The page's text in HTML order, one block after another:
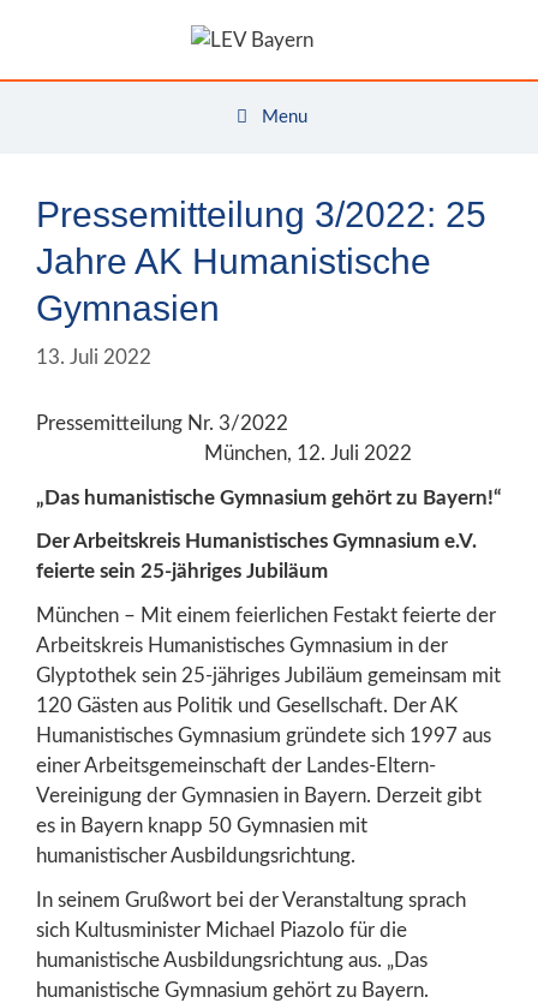
Menu
Pressemitteilung 3/2022: 25
Jahre AK Humanistische
Gymnasien
13. Juli 2022
Pressemitteilung Nr. 3/2022
München, 12. Juli 2022
„Das humanistische Gymnasium gehört zu Bayern!“
Der Arbeitskreis Humanistisches Gymnasium e.V.
feierte sein 25-jähriges Jubiläum
München – Mit einem feierlichen Festakt feierte der
Arbeitskreis Humanistisches Gymnasium in der
Glyptothek sein 25-jähriges Jubiläum gemeinsam mit
120 Gästen aus Politik und Gesellschaft. Der AK
Humanistisches Gymnasium gründete sich 1997 aus
einer Arbeitsgemeinschaft der Landes-Eltern-
Vereinigung der Gymnasien in Bayern. Derzeit gibt
es in Bayern knapp 50 Gymnasien mit
humanistischer Ausbildungsrichtung.
In seinem Grußwort bei der Veranstaltung sprach
sich Kultusminister Michael Piazolo für die
humanistische Ausbildungsrichtung aus. „Das
humanistische Gymnasium gehört zu Bayern.